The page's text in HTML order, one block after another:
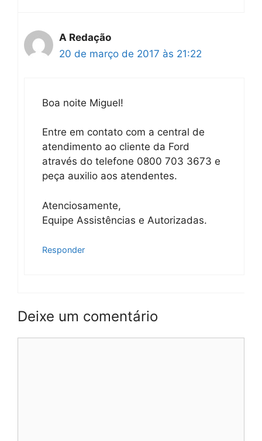
A Redação
20 de março de 2017 às 21:22
Boa noite Miguel!
Entre em contato com a central de
atendimento ao cliente da Ford
através do telefone 0800 703 3673 e
peça auxilio aos atendentes.
Atenciosamente,
Equipe Assistências e Autorizadas.
Responder
Deixe um comentário